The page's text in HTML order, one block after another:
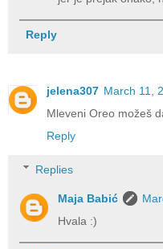
Reply
jelena307 March 11,
Mleveni Oreo možeš
Reply
Replies
Maja Babić
Hvala :)